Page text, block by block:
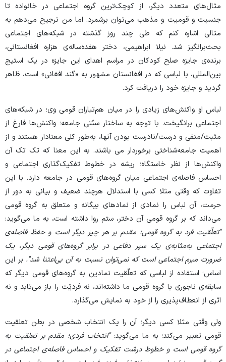
مثال‌های متعدد دیگر، از کوچک‌ترین گروه اجتماعی در خانواده تا
جنسیت و قومیت و مذهب می‌توان برشمرد. اما من ترجیح می‌دهم به
مثالی اشاره کنم که طی چند روز گذشته در شبکه‌های اجتماعی
بحث‌برانگیز شد. نیلا ابراهیمی، دختر هفده‌ساله‌ی هزاره افغانستانی،
برنده‌ی جایزه صلح کودکان در مراسم اهدای این جایزه در یک استیج
بین‌المللی، با لباسی که در افغانستان مشهور به «گند افغانی» است، ظاهر
گردید و جایزه خود را دریافت کرد.
لباس او واکنش‌های زیادی را در میان هم‌تباران قومی وی؛ در شبکه‌های
اجتماعی برانگیخت. با توجه به ساختار سنّتی جامعه؛ واکنش‌ها فارغ از
مثبت/منفی و درست/نادرست بودن آنها، به‌طور کلی معنادار هستند و از
اهمیت جامعه‌شناختی برخوردار می باشند. به این معنا که تک تک آن
واکنش‌ها از نظر خاستگاه؛ ریشه در خطوط تفکیک‌گذاری اجتماعی و
احساس فاصله‌ی اجتماعی میان گروه‌های قومی در جامعه دارد. با این
تفاوت که وقتی مثلا کسی با استدلال هرچند ضعیف و بیانی به دور از
حرمت، آن لباس را نمادی از نمادهای بیگانه و متعلق به گروه قومی
می‌داند که بر گروه قومی آن دختر، ستم روا داشته است، به ما می‌گوید:
"تعلّقیت فرد به گروه قومی؛ مقدم بر هر چیز دیگر است و حفظ فاصله‌ی
اجتماعی به‌مثابه‌ی یک سپر دفاعی در برابر گروه‌های قومی دیگر، یک
ضرورت مبرم اجتماعی است که نمی‌توان نسبت به آن بی‌اعتنا شد"
. بر این
اساس؛ استفاده از لباسی که تعلّقیت نمادین به گروه‌های قومی دیگر که
سابقه‌ی ناجوری با گروه قومی ما داشته‌اند، نه فردیّت را باز می‌تابد و نه
اثری از انعطاف‌پذیری را از خود به نمایش می‌گذارد.
ولی وقتی مثلا کسی دیگر؛ آن را یک انتخاب شخصی در بطن تعلقیت
قومی تعبیر می‌کند؛ به ما می‌گوید:"انتخاب فردی؛ مقدم بر تعلقیت به
گروه قومی است و خطوط درشت تفکیک و احساس فاصله‌ی اجتماعی در